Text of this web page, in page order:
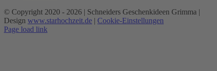
© Copyright 2020 - 2026 | Schneiders Geschenkideen Grimma |
Design www.starhochzeit.de | Cookie-Einstellungen
Page load link